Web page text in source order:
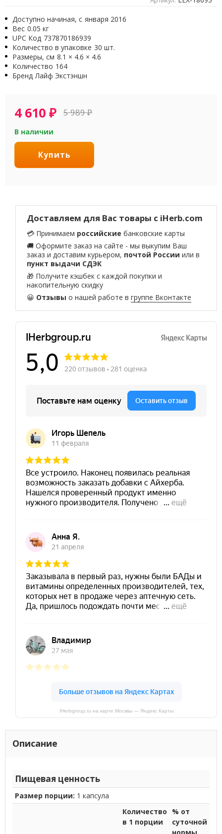
Доступно начиная, с января 2016
Вес 0.05 кг
UPC Код 737870186939
Количество в упаковке 30 шт.
Размеры, см 8.1 × 4.6 × 4.6
Количество 164
Бренд Лайф Экстэншн
4 610₽ 5 989₽
В наличии
Купить
Доставляем для Вас товары с iHerb.com
💳 Принимаем российские банковские карты
🚚 Оформите заказ на сайте - мы выкупим Ваш
заказ и доставим курьером, почтой России или в
пункт выдачи СДЭК
🎁 Получите кэшбек с каждой покупки и
накопительную скидку
😀 Отзывы о нашей работе вгруппе Вконтакте
IHerbgroup.ru на карте Москвы — Яндекс Карты
Описание
Пищевая ценность
Размер порции: 1 капсула
Количество
в 1 порции
% от
суточной